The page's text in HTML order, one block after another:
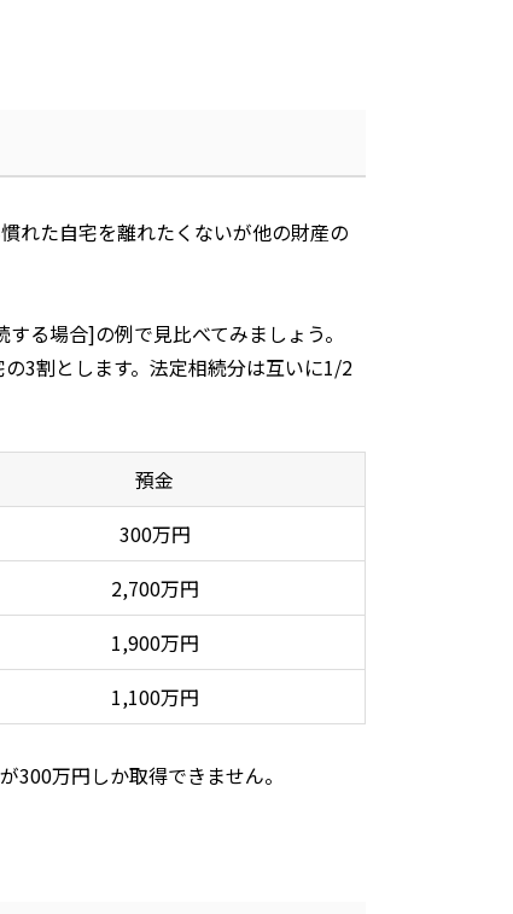
れた自宅を離れたくないが他の財産の
する場合]の例で見比べてみましょう。
3割とします。法定相続分は互いに1/2
預金
300万円
2,700万円
1,900万円
1,100万円
300万円しか取得できません。